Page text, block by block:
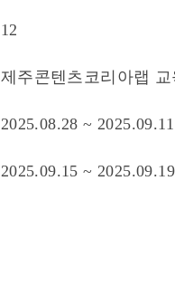
12
제주콘텐츠코리아랩 교
2025.08.28 ~ 2025.09.11
2025.09.15 ~ 2025.09.19